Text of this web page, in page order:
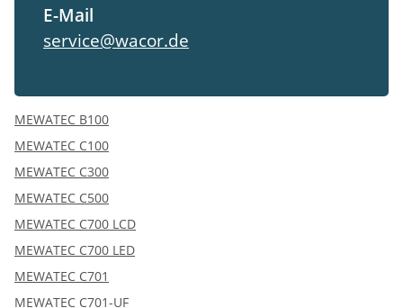
E-Mail
service@wacor.de
MEWATEC B100
MEWATEC C100
MEWATEC C300
MEWATEC C500
MEWATEC C700 LCD
MEWATEC C700 LED
MEWATEC C701
MEWATEC C701-UF